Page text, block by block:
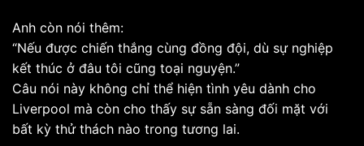
Anh còn nói thêm:
“Nếu được chiến thắng cùng đồng đội, dù sự nghiệp
kết thúc ở đâu tôi cũng toại nguyện.”
Câu nói này không chỉ thể hiện tình yêu dành cho
Liverpool mà còn cho thấy sự sẵn sàng đối mặt với
bất kỳ thử thách nào trong tương lai.